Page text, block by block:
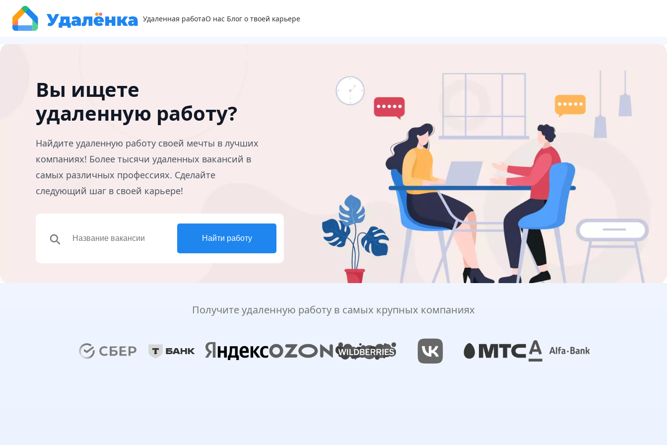
Удаленная работаО нас Блог о твоей карьере
Вы ищете
удаленную работу?
Найдите удаленную работу своей мечты в лучших
компаниях! Более тысячи удаленных вакансий в
самых различных профессиях. Сделайте
следующий шаг в своей карьере!
search Найти работу
Получите удаленную работу в самых крупных компаниях